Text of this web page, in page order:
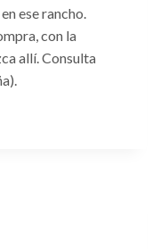
ese rancho.
con la
allí. Consulta